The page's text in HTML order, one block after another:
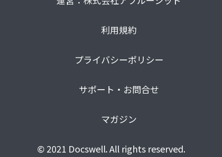
利用規約
プライバシーポリシー
サポート・お問合せ
マガジン
© 2021 Docswell. All rights reserved.